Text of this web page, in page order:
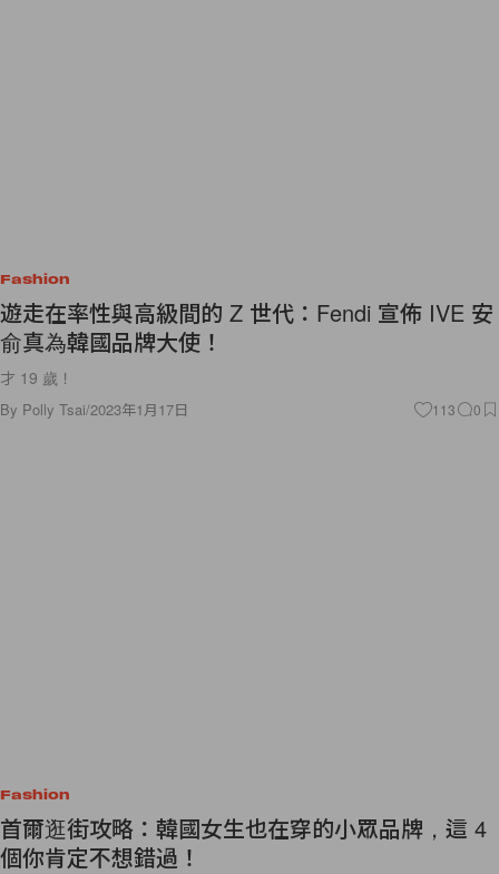
Fashion
遊走在率性與高級間的 Z 世代：Fendi 宣佈 IVE 安
俞真為韓國品牌大使！
才 19 歲！
By Polly Tsai/2023年1月17日 113 0
Fashion
首爾逛街攻略：韓國女生也在穿的小眾品牌，這 4
個你肯定不想錯過！